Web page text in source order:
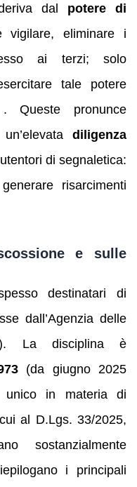
dal potere di
vigilare, eliminare i
ai terzi; solo
tale potere
Queste pronunce
diligenza
di segnaletica:
risarcimenti
e sulle
destinatari di
dall’Agenzia delle
La disciplina è
(da giugno 2025
unico in materia di
al D.Lgs. 33/2025,
sostanzialmente
i principali